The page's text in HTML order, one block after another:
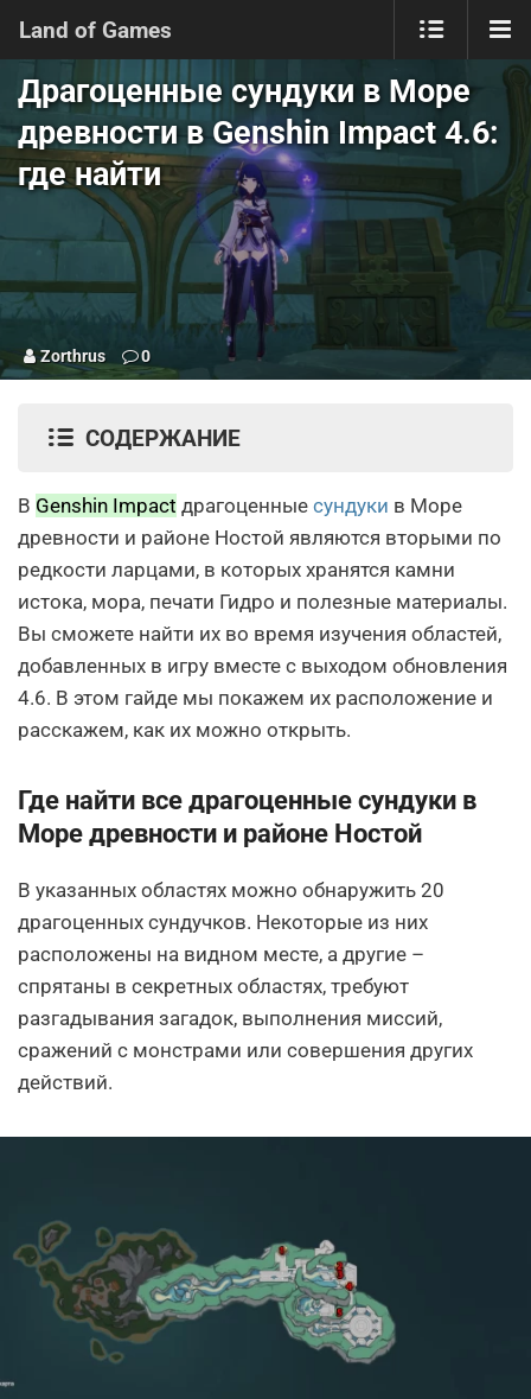
Land of Games
Драгоценные сундуки в Море
древности в Genshin Impact 4.6:
где найти
Zorthrus 0
СОДЕРЖАНИЕ
В Genshin Impact драгоценные сундуки в Море
древности и районе Ностой являются вторыми по
редкости ларцами, в которых хранятся камни
истока, мора, печати Гидро и полезные материалы.
Вы сможете найти их во время изучения областей,
добавленных в игру вместе с выходом обновления
4.6. В этом гайде мы покажем их расположение и
расскажем, как их можно открыть.
Где найти все драгоценные сундуки в
Море древности и районе Ностой
В указанных областях можно обнаружить 20
драгоценных сундучков. Некоторые из них
расположены на видном месте, а другие –
спрятаны в секретных областях, требуют
разгадывания загадок, выполнения миссий,
сражений с монстрами или совершения других
действий.